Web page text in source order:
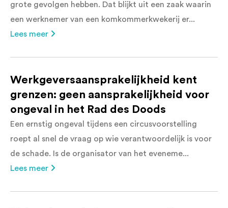
grote gevolgen hebben. Dat blijkt uit een zaak waarin
een werknemer van een komkommerkwekerij er...
Lees meer
Werkgeversaansprakelijkheid kent
grenzen: geen aansprakelijkheid voor
ongeval in het Rad des Doods
Een ernstig ongeval tijdens een circusvoorstelling
roept al snel de vraag op wie verantwoordelijk is voor
de schade. Is de organisator van het eveneme...
Lees meer